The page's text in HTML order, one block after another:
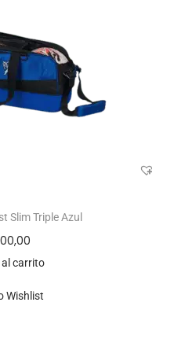
Slim Triple Azul
carrito
Wishlist